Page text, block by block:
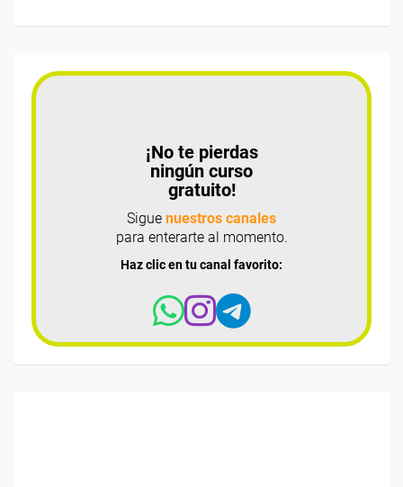
¡No te pierdas
ningún curso
gratuito!
Sigue nuestros canales
para enterarte al momento.
Haz clic en tu canal favorito: